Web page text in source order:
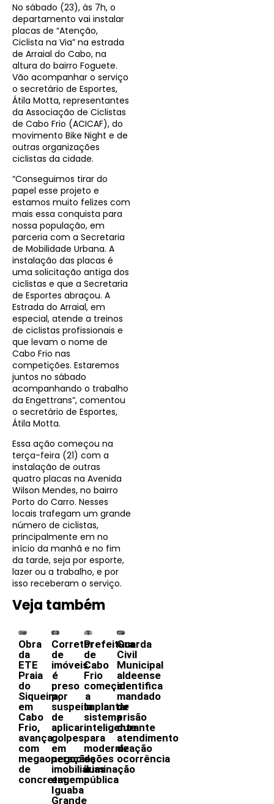
No sábado (23), às 7h, o
departamento vai instalar
placas de “Atenção,
Ciclista na Via” na estrada
de Arraial do Cabo, na
altura do bairro Foguete.
Vão acompanhar o serviço
o secretário de Esportes,
Átila Motta, representantes
da Associação de Ciclistas
de Cabo Frio (ACICAF), do
movimento Bike Night e de
outras organizações
ciclistas da cidade.
“Conseguimos tirar do
papel esse projeto e
estamos muito felizes com
mais essa conquista para
nossa população, em
parceria com a Secretaria
de Mobilidade Urbana. A
instalação das placas é
uma solicitação antiga dos
ciclistas e que a Secretaria
de Esportes abraçou. A
Estrada do Arraial, em
especial, atende a treinos
de ciclistas profissionais e
que levam o nome de
Cabo Frio nas
competições. Estaremos
juntos no sábado
acompanhando o trabalho
da Engettrans”, comentou
o secretário de Esportes,
Átila Motta.
Essa ação começou na
terça-feira (21) com a
instalação de outras
quatro placas na Avenida
Wilson Mendes, no bairro
Porto do Carro. Nesses
locais trafegam um grande
número de ciclistas,
principalmente em no
início da manhã e no fim
da tarde, seja por esporte,
lazer ou a trabalho, e por
isso receberam o serviço.
Veja também
Obra
da
ETE
Praia
do
Siqueira,
em
Cabo
Frio,
avança
com
megaoperação
de
concretagem
Corretor
de
imóveis
é
preso
por
suspeita
de
aplicar
golpes
em
negociações
imobiliárias
em
Iguaba
Grande
Prefeitura
de
Cabo
Frio
começa
a
implantar
sistema
inteligente
para
modernização
da
iluminação
pública
Guarda
Civil
Municipal
aldeense
identifica
mandado
de
prisão
durante
atendimento
de
ocorrência